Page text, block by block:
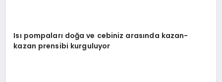
Isı pompaları doğa ve cebiniz arasında kazan-
kazan prensibi kurguluyor